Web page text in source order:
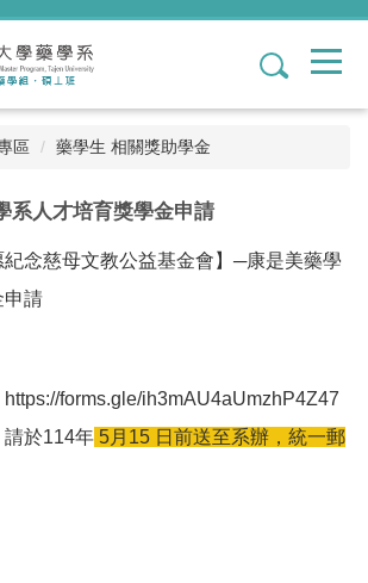
1
區 藥學生 相關獎助學金
系人才培育獎學金申請
紀念慈母文教公益基金會】─康是美藥學
申請
https://forms.gle/ih3mAU4aUmzhP4Z47
於114年 5月15 日前送至系辦，統一郵